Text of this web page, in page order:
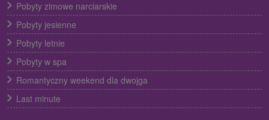
Pobyty zimowe narciarskie
Pobyty jesienne
Pobyty letnie
Pobyty w spa
Romantyczny weekend dla dwojga
Last minute